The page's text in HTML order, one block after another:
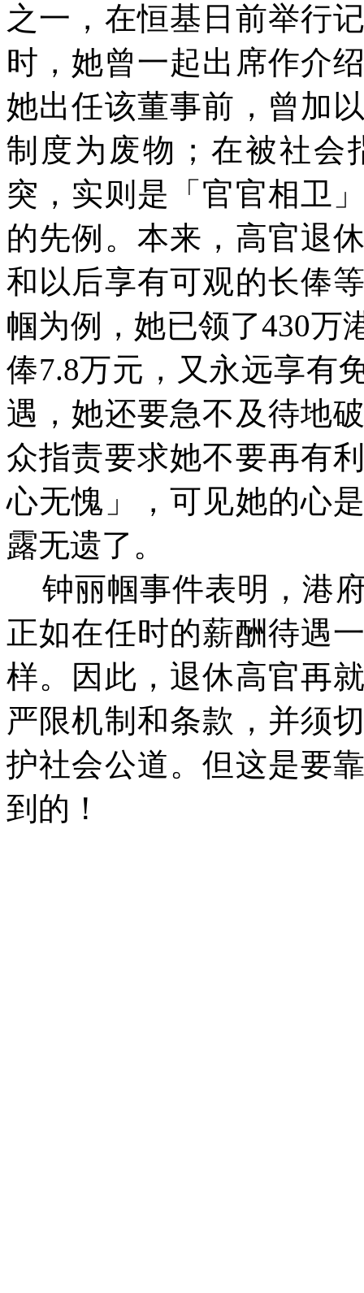
之一，在恒基日前举行
时，她曾一起出席作介
她出任该董事前，曾加
制度为废物；在被社会
突，实则是「官官相卫
的先例。本来，高官退
和以后享有可观的长俸
帼为例，她已领了430万
俸7.8万元，又永远享有
遇，她还要急不及待地
众指责要求她不要再有
心无愧」，可见她的心
露无遗了。
钟丽帼事件表明，港
正如在任时的薪酬待遇
样。因此，退休高官再
严限机制和条款，并须
护社会公道。但这是要
到的！